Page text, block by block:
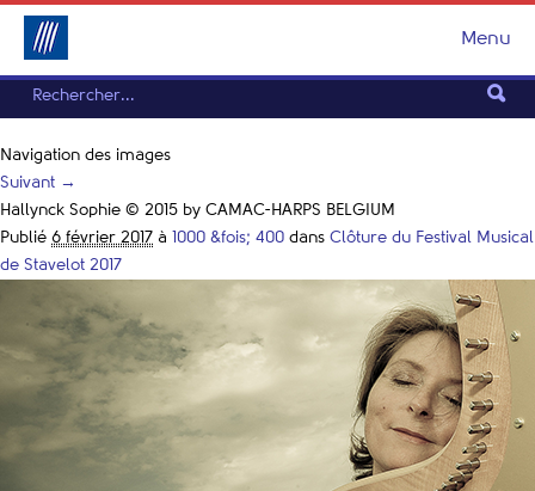
Menu
Navigation des images
Suivant →
Hallynck Sophie © 2015 by CAMAC-HARPS BELGIUM
Publié 6 février 2017 à 1000 &fois; 400 dans Clôture du Festival Musical
de Stavelot 2017